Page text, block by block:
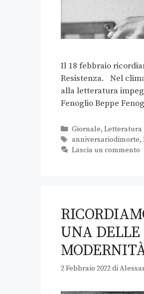
Il 18 febbraio
Resistenza. Nel
alla letteratura
Fenoglio Beppe
Giornale, Letteratura
anniversariodimorte,
Lascia un commento
UNA
2 Febbraio 2022di